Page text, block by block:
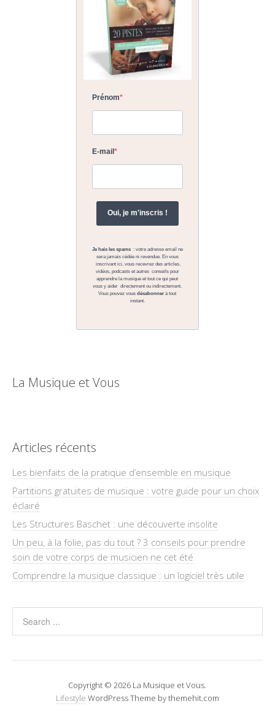
La Musique et Vous
Articles récents
Les bienfaits de la pratique d’ensemble en musique
Partitions gratuites de musique : votre guide pour un choix
éclairé
Les Structures Baschet : une découverte insolite
Un peu, à la folie, pas du tout ? 3 conseils pour prendre
soin de votre corps de musicien·ne cet été
Comprendre la musique classique : un logiciel très utile
Copyright © 2026 La Musique et Vous.
Lifestyle WordPress Theme by themehit.com